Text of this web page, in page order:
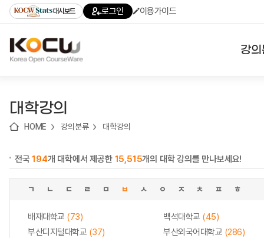
기
기
기
content)
가
대시보드 로그인 이용가이드
강
대학강의
HOME 강의분류 대학강의
전국194개 대학에서 제공한 15,515개의 대학 강의를 만나보세요!
ㄱ ㄴ ㄷ ㄹ ㅁ ㅂ ㅅ ㅇ ㅈ ㅊ ㅍ ㅎ
배재대학교 (73) 백석대학교 (45)
부산디지털대학교 (37) 부산외국어대학교 (286)